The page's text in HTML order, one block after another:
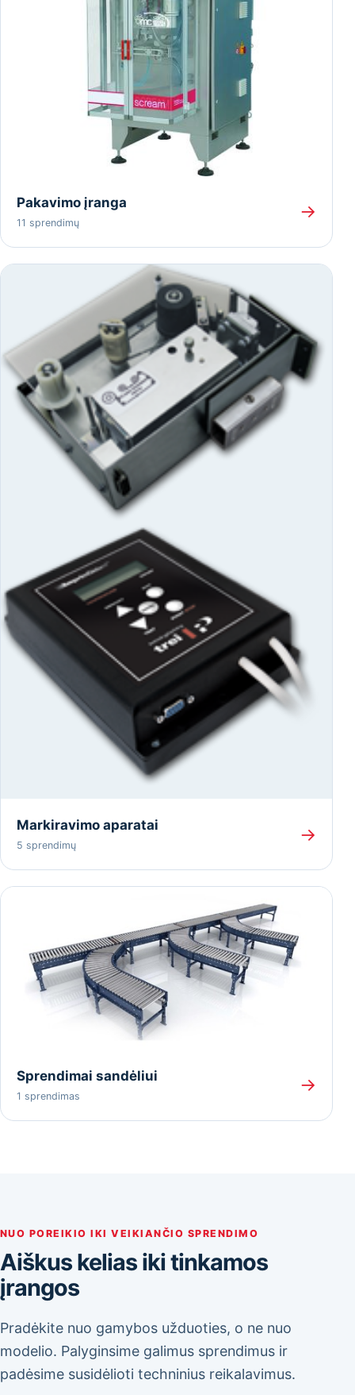
Pakavimo įranga
11 sprendimų
→
Markiravimo aparatai
5 sprendimų
→
Sprendimai sandėliui
1 sprendimas
→
NUO POREIKIO IKI VEIKIANČIO SPRENDIMO
Aiškus kelias iki tinkamos
įrangos
Pradėkite nuo gamybos užduoties, o ne nuo
modelio. Palyginsime galimus sprendimus ir
padėsime susidėlioti techninius reikalavimus.